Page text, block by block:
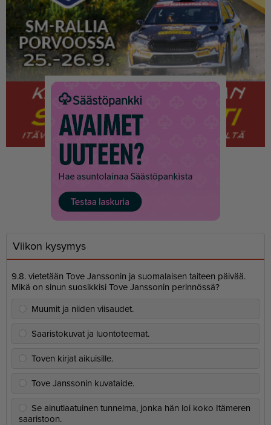
Viikon kysymys
9.8. vietetään Tove Janssonin ja suomalaisen taiteen päivää.
Mikä on sinun suosikkisi Tove Janssonin perinnössä?
Muumit ja niiden viisaudet.
Saaristokuvat ja luontoteemat.
Toven kirjat aikuisille.
Tove Janssonin kuvataide.
Se ainutlaatuinen tunnelma, jonka hän loi koko Itämeren
saaristoon.